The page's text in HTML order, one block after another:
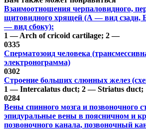
Взаимоотношения черпаловидного,
щитовидного хрящей (А — вид сзади,
— вид сбоку):
1 — Arch of cricoid cartilage; 2 —
0335
Сперматозоид человека
электронограмма)
0302
Строение больших слюнных желез
1 — Intercalatus duct; 2 — Striatus duct;
0284
Вены спинного мозга и позвоночного
эпидуральные вены в поясничном и
позвоночного канала, позвоночный